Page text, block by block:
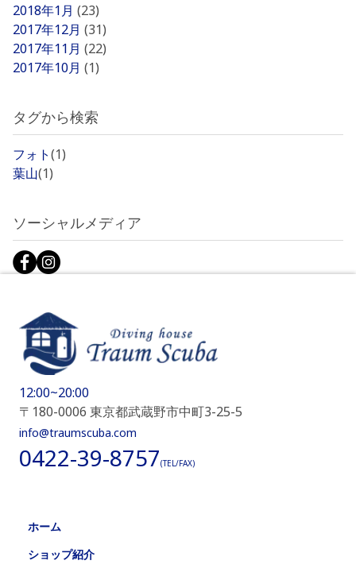
2018年1月 (23)
2017年12月 (31)
2017年11月 (22)
2017年10月 (1)
タグから検索
フォト(1)
葉山(1)
ソーシャルメディア
12:00~20:00
〒180-0006 東京都武蔵野市中町3-25-5
info@traumscuba.com
0422-39-8757(TEL/FAX)
ホーム
ショップ紹介